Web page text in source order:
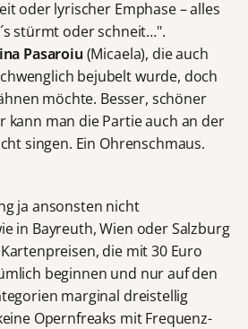
oder lyrischer Emphase – alles
stürmt oder schneit…".
Pasaroiu (Micaela), die auch
bejubelt wurde, doch
möchte. Besser, schöner
kann man die Partie auch an der
singen. Ein Ohrenschmaus.
ja ansonsten nicht
in Bayreuth, Wien oder Salzburg
die mit 30 Euro
beginnen und nur auf den
marginal dreistellig
Opernfreaks mit Frequenz-